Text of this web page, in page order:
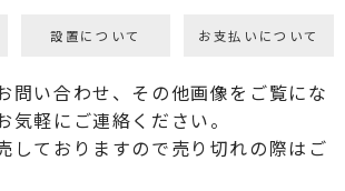
設置について お支払いについて
問い合わせ、その他画像をご覧にな
気軽にご連絡ください。
しておりますので売り切れの際はご